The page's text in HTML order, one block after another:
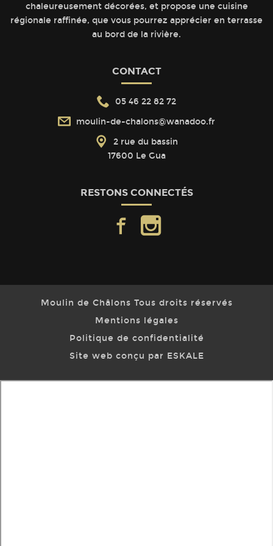
chaleureusement décorées, et propose une cuisine
régionale raffinée, que vous pourrez apprécier en terrasse
au bord de la rivière.
CONTACT
05 46 22 82 72
moulin-de-chalons@wanadoo.fr
2 rue du bassin
17600 Le Gua
RESTONS CONNECTÉS
facebook
Moulin de Châlons Tous droits réservés
Mentions légales
Politique de confidentialité
Site web conçu par ESKALE